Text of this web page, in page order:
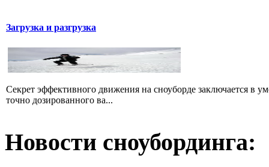
Загрузка и разгрузка
Секрет эффективного движения на сноуборде заключается в
точно дозированного ва...
Новости сноубординга: